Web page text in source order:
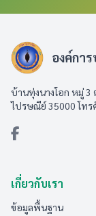
องค์กา
บ้านทุ่งนางโอก หมู่ 3
ไปรษณีย์ 35000 โท
เกี่ยวกับเรา
ข้อมูลพื้นฐาน